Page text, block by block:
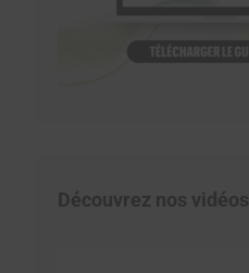
Découvrez nos vidéos